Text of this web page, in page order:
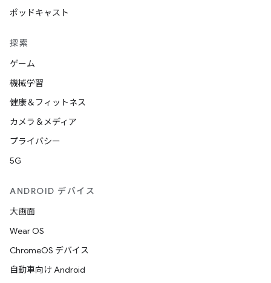
ポッドキャスト
探索
ゲーム
機械学習
健康＆フィットネス
カメラ＆メディア
プライバシー
5G
ANDROID デバイス
大画面
Wear OS
ChromeOS デバイス
自動車向け Android